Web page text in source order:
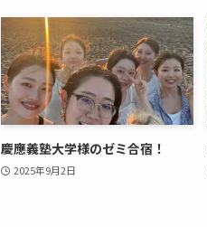
慶應義塾大学様のゼミ合宿！
2025年9月2日